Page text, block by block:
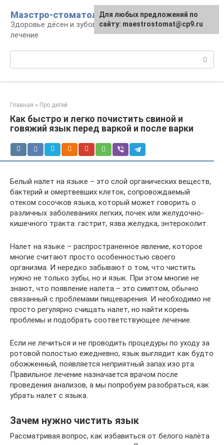
контенту
Маэстро-стоматолог
Здоровье дёсен и зубов, диагностика и
лечение
Главная » Про детей
Как быстро и легко почистить свиной и
говяжий язык перед варкой и после варки
Белый налет на языке – это слой органических веществ,
бактерий и омертвевших клеток, сопровождаемый
отеком сосочков языка, который может говорить о
различных заболеваниях легких, почек или желудочно-
кишечного тракта: гастрит, язва желудка, энтероколит.
Налет на языке – распространенное явление, которое
многие считают просто особенностью своего
организма. И нередко забывают о том, что чистить
нужно не только зубы, но и язык. При этом многие не
знают, что появление налета – это симптом, обычно
связанный с проблемами пищеварения. И необходимо не
просто регулярно счищать налет, но найти корень
проблемы и подобрать соответствующее лечение.
Если не лечиться и не проводить процедуры по уходу за
ротовой полостью ежедневно, язык выглядит как будто
обожженный, появляется неприятный запах изо рта.
Правильное лечение назначается врачом после
проведения анализов, а мы попробуем разобраться, как
убрать налет с языка.
Зачем нужно чистить язык
Рассматривая вопрос, как избавиться от белого налёта
Для любых предложений по
сайту: maestrostomat@cp9.ru